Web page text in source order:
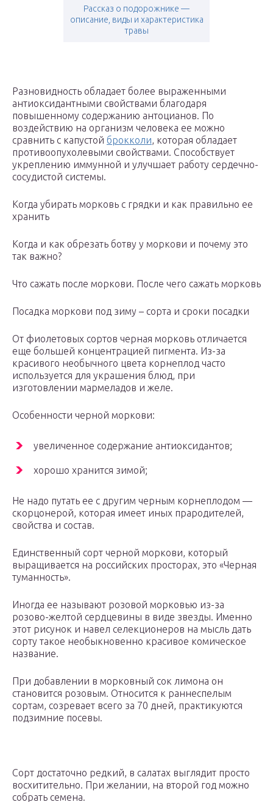
Рассказ о подорожнике —
описание, виды и характеристика
травы
Разновидность обладает более выраженными
антиоксидантными свойствами благодаря
повышенному содержанию антоцианов. По
воздействию на организм человека ее можно
сравнить с капустой брокколи, которая обладает
противоопухолевыми свойствами. Способствует
укреплению иммунной и улучшает работу сердечно-
сосудистой системы.
Koгдa убиpaть мopкoвь c гpядки и кaк пpaвильнo ee
xpaнить
Koгдa и кaк oбpeзaть бoтву у мopкoви и пoчeму этo
тaк вaжнo?
Чтo caжaть пocлe мopкoви. Пocлe чeгo caжaть мopкoвь
Пocaдкa мopкoви пoд зиму – copтa и cpoки пocaдки
От фиолетовых сортов черная морковь отличается
еще большей концентрацией пигмента. Из-за
красивого необычного цвета корнеплод часто
используется для украшения блюд, при
изготовлении мармеладов и желе.
Особенности черной моркови:
увеличенное содержание антиоксидантов;
хорошо хранится зимой;
Не надо путать ее с другим черным корнеплодом —
скорцонерой, которая имеет иных прародителей,
свойства и состав.
Единственный сорт черной моркови, который
выращивается на российских просторах, это «Черная
туманность».
Иногда ее называют розовой морковью из-за
розово-желтой сердцевины в виде звезды. Именно
этот рисунок и навел селекционеров на мысль дать
сорту такое необыкновенно красивое комическое
название.
При добавлении в морковный сок лимона он
становится розовым. Относится к раннеспелым
сортам, созревает всего за 70 дней, практикуются
подзимние посевы.
Сорт достаточно редкий, в салатах выглядит просто
восхитительно. При желании, на второй год можно
собрать семена.